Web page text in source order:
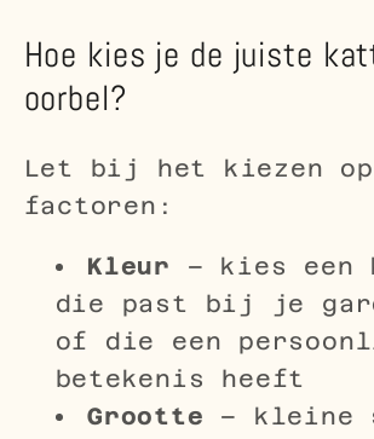
Hoe kies je de juiste
oorbel?
Let bij het kiezen op
factoren:
Kleur – kies een
die past bij je
of die een
betekenis heeft
Grootte – kleine